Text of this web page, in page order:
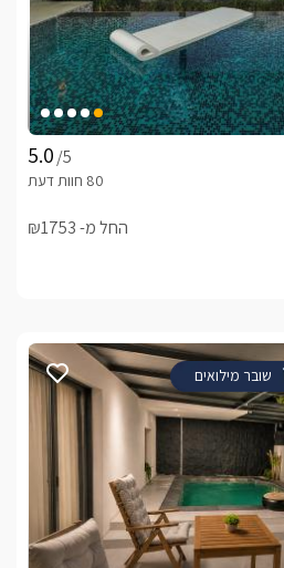
/5
החל מ- ₪1753
שובר מילואים